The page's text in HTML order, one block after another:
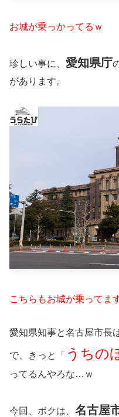
お城が乗っかってるｗ
珍しい事に、 愛知県庁
があります。
こちらもお城が乗ってま
愛知県知事と名古屋市長
で、きっと「 うちの
ってるんやろな…ｗ
今回、ボクは、 名古屋